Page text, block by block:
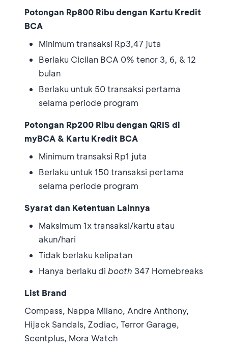
Potongan Rp800 Ribu dengan Kartu Kredit
BCA
Minimum transaksi Rp3,47 juta
Berlaku Cicilan BCA 0% tenor 3, 6, & 12
bulan
Berlaku untuk 50 transaksi pertama
selama periode program
Potongan Rp200 Ribu dengan QRIS di
myBCA & Kartu Kredit BCA
Minimum transaksi Rp1 juta
Berlaku untuk 150 transaksi pertama
selama periode program
Syarat dan Ketentuan Lainnya
Maksimum 1x transaksi/kartu atau
akun/hari
Tidak berlaku kelipatan
Hanya berlaku di booth 347 Homebreaks
List Brand
Compass, Nappa Milano, Andre Anthony,
Hijack Sandals, Zodiac, Terror Garage,
Scentplus, Mora Watch